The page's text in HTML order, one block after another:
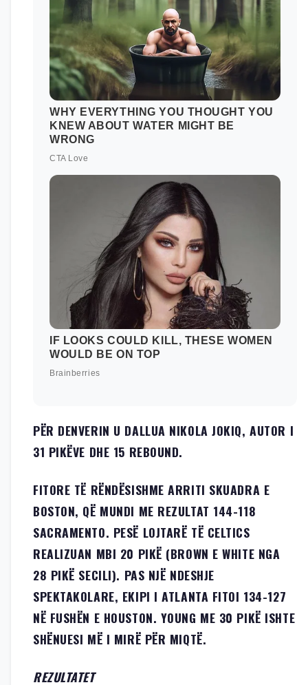
PËR DENVERIN U DALLUA NIKOLA JOKIQ, AUTOR I
31 PIKËVE DHE 15 REBOUND.
FITORE TË RËNDËSISHME ARRITI SKUADRA E
BOSTON, QË MUNDI ME REZULTAT 144-118
SACRAMENTO. PESË LOJTARË TË CELTICS
REALIZUAN MBI 20 PIKË (BROWN E WHITE NGA
28 PIKË SECILI). PAS NJË NDESHJE
SPEKTAKOLARE, EKIPI I ATLANTA FITOI 134-127
NË FUSHËN E HOUSTON. YOUNG ME 30 PIKË ISHTE
SHËNUESI MË I MIRË PËR MIQTË.
REZULTATET